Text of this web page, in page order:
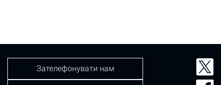
Зателефонувати нам